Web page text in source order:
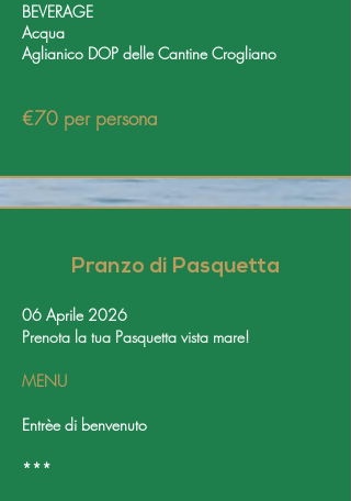
BEVERAGE
Acqua
Aglianico DOP delle Cantine Crogliano
€70 per persona
Pranzo di Pasquetta
06 Aprile 2026
Prenota la tua Pasquetta vista mare!
MENU
Entrèe di benvenuto
***